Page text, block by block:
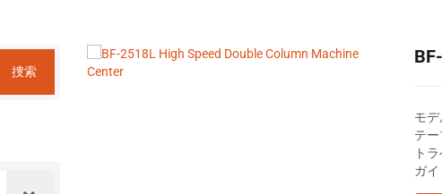
モ
テ
ト
ガ
捜索